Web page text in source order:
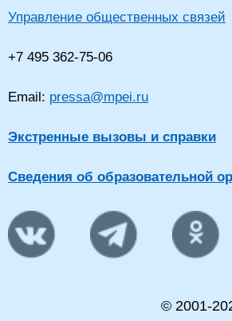
Управление общественных связей
+7 495 362-75-06
Email: pressa@mpei.ru
Экстренные вызовы и справки
Сведения об образовательной
© 2001-